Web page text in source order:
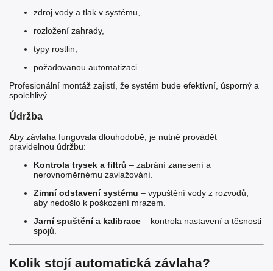
zdroj vody a tlak v systému,
rozložení zahrady,
typy rostlin,
požadovanou automatizaci.
Profesionální montáž zajistí, že systém bude efektivní, úsporný a
spolehlivý.
Údržba
Aby závlaha fungovala dlouhodobě, je nutné provádět
pravidelnou údržbu:
Kontrola trysek a filtrů – zabrání zanesení a
nerovnoměrnému zavlažování.
Zimní odstavení systému – vypuštění vody z rozvodů,
aby nedošlo k poškození mrazem.
Jarní spuštění a kalibrace – kontrola nastavení a těsnosti
spojů.
Kolik stojí automatická závlaha?